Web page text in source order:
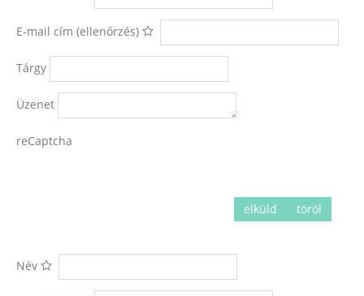
E-mail cím (ellenőrzés)
Tárgy
Üzenet
reCaptcha
töröl
elküld
Név